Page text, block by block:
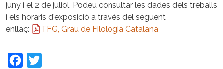
juny i el 2 de juliol. Podeu consultar les dades dels treballs
i els horaris d'exposició a través del següent
enllaç:
TFG, Grau de Filologia Catalana
Facebook